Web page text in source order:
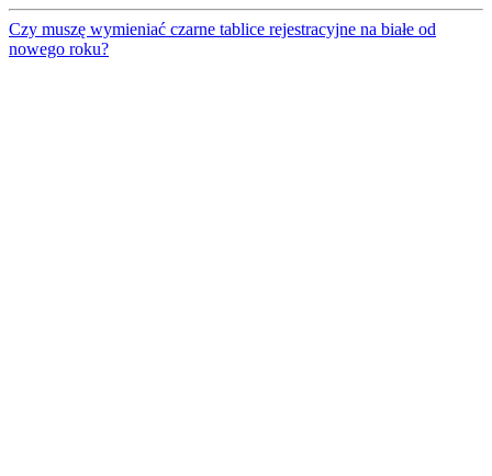
Czy muszę wymieniać czarne tablice rejestracyjne na białe od
nowego roku?